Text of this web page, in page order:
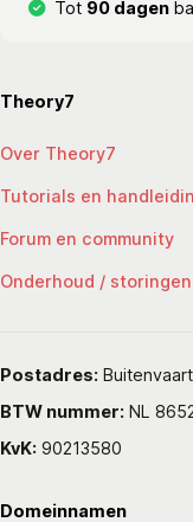
Tot 90 dagen
Theory7
Over Theory7
Tutorials en
Forum en community
Onderhoud / storingen
Postadres:
BTW nummer: NL
KvK: 90213580
Domeinnamen